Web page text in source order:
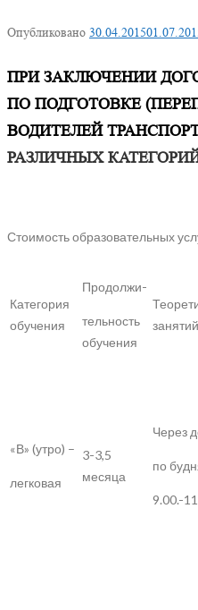
Опубликовано 30.04.2015
ПРИ ЗАКЛЮЧЕНИИ
ПО ПОДГОТОВКЕ
ВОДИТЕЛЕЙ
РАЗЛИЧНЫХ
Стоимость образовательных
Категория
обучения
Продолжи-
тельность
обучения
занятий
«В» (утро) –
легковая
3-3,5
месяца
Через
по
9.00.-